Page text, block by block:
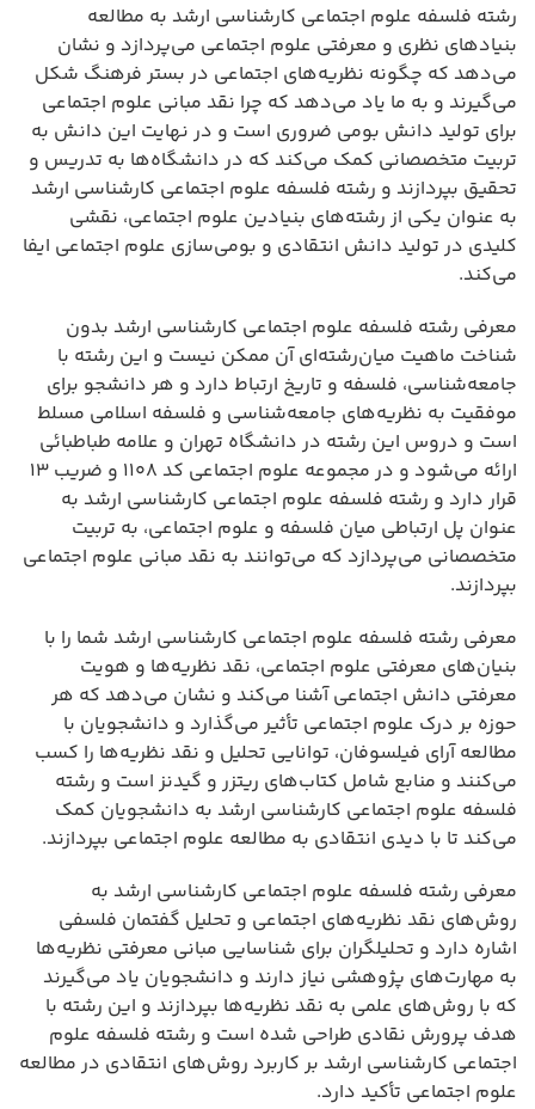
رشته فلسفه علوم اجتماعی کارشناسی ارشد به مطالعه
بنیادهای نظری و معرفتی علوم اجتماعی می‌پردازد و نشان
می‌دهد که چگونه نظریه‌های اجتماعی در بستر فرهنگ شکل
می‌گیرند و به ما یاد می‌دهد که چرا نقد مبانی علوم اجتماعی
برای تولید دانش بومی ضروری است و در نهایت این دانش به
تربیت متخصصانی کمک می‌کند که در دانشگاه‌ها به تدریس و
تحقیق بپردازند و رشته فلسفه علوم اجتماعی کارشناسی ارشد
به عنوان یکی از رشته‌های بنیادین علوم اجتماعی، نقشی
کلیدی در تولید دانش انتقادی و بومی‌سازی علوم اجتماعی ایفا
می‌کند.
معرفی رشته فلسفه علوم اجتماعی کارشناسی ارشد بدون
شناخت ماهیت میان‌رشته‌ای آن ممکن نیست و این رشته با
جامعه‌شناسی، فلسفه و تاریخ ارتباط دارد و هر دانشجو برای
موفقیت به نظریه‌های جامعه‌شناسی و فلسفه اسلامی مسلط
است و دروس این رشته در دانشگاه تهران و علامه طباطبائی
ارائه می‌شود و در مجموعه علوم اجتماعی کد ۱۱۰۸ و ضریب ۱۳
قرار دارد و رشته فلسفه علوم اجتماعی کارشناسی ارشد به
عنوان پل ارتباطی میان فلسفه و علوم اجتماعی، به تربیت
متخصصانی می‌پردازد که می‌توانند به نقد مبانی علوم اجتماعی
بپردازند.
معرفی رشته فلسفه علوم اجتماعی کارشناسی ارشد شما را با
بنیان‌های معرفتی علوم اجتماعی، نقد نظریه‌ها و هویت
معرفتی دانش اجتماعی آشنا می‌کند و نشان می‌دهد که هر
حوزه بر درک علوم اجتماعی تأثیر می‌گذارد و دانشجویان با
مطالعه آرای فیلسوفان، توانایی تحلیل و نقد نظریه‌ها را کسب
می‌کنند و منابع شامل کتاب‌های ریتزر و گیدنز است و رشته
فلسفه علوم اجتماعی کارشناسی ارشد به دانشجویان کمک
می‌کند تا با دیدی انتقادی به مطالعه علوم اجتماعی بپردازند.
معرفی رشته فلسفه علوم اجتماعی کارشناسی ارشد به
روش‌های نقد نظریه‌های اجتماعی و تحلیل گفتمان فلسفی
اشاره دارد و تحلیلگران برای شناسایی مبانی معرفتی نظریه‌ها
به مهارت‌های پژوهشی نیاز دارند و دانشجویان یاد می‌گیرند
که با روش‌های علمی به نقد نظریه‌ها بپردازند و این رشته با
هدف پرورش نقادی طراحی شده است و رشته فلسفه علوم
اجتماعی کارشناسی ارشد بر کاربرد روش‌های انتقادی در مطالعه
علوم اجتماعی تأکید دارد.